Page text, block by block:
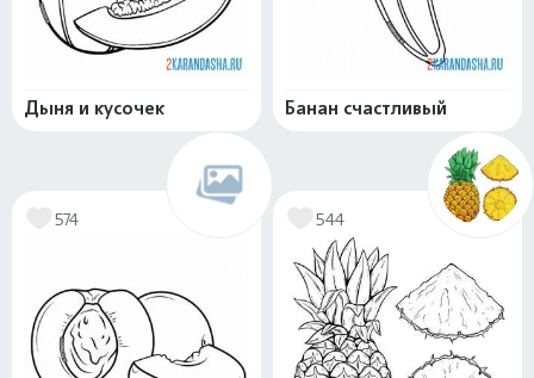
Дыня и кусочек Банан счастливый
574 544